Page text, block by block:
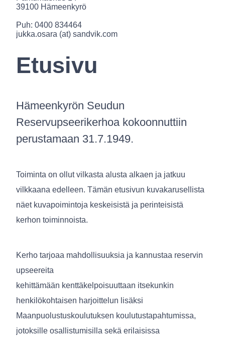
39100 Hämeenkyrö
Puh: 0400 834464
jukka.osara (at) sandvik.com
Etusivu
Hämeenkyrön Seudun
Reservupseerikerhoa kokoonnuttiin
perustamaan 31.7.1949.
Toiminta on ollut vilkasta alusta alkaen ja jatkuu
vilkkaana edelleen. Tämän etusivun kuvakarusellista
näet kuvapoimintoja keskeisistä ja perinteisistä
kerhon toiminnoista.
Kerho tarjoaa mahdollisuuksia ja kannustaa reservin
upseereita
kehittämään kenttäkelpoisuuttaan itsekunkin
henkilökohtaisen harjoittelun lisäksi
Maanpuolustuskoulutuksen koulutustapahtumissa,
jotoksille osallistumisilla sekä erilaisissa